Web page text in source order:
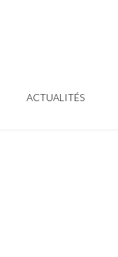
ACTUALITÉS